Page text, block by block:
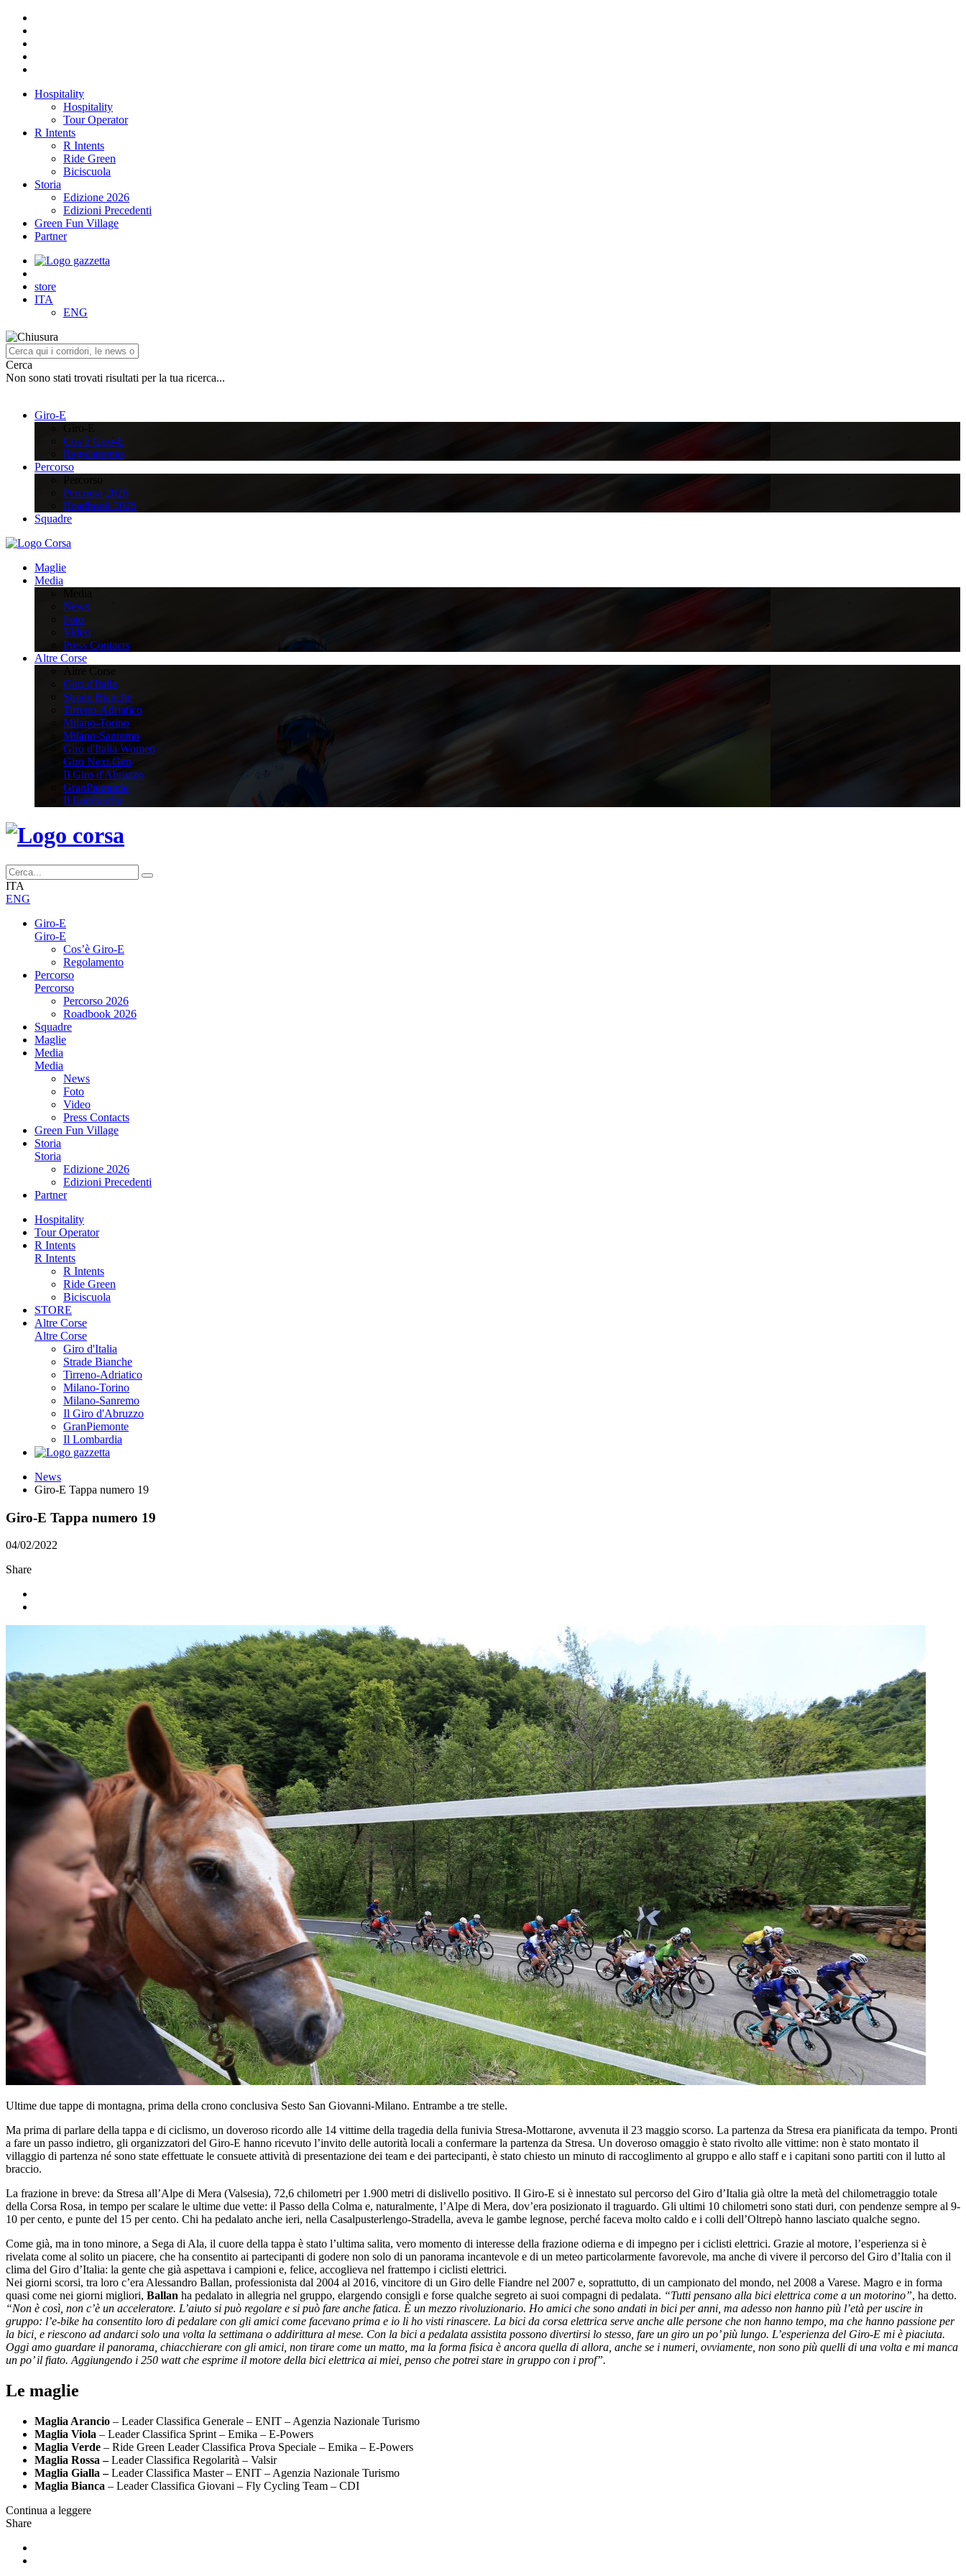
Hospitality
Hospitality
Tour Operator
R Intents
R Intents
Ride Green
Biciscuola
Storia
Edizione 2026
Edizioni Precedenti
Green Fun Village
Partner
store
ITA
ENG
Cerca
Non sono stati trovati risultati per la tua ricerca...
Giro-E
Cos’è Giro-E
Regolamento
Percorso
Percorso 2026
Roadbook 2026
Squadre
Maglie
Media
News
Foto
Video
Press Contacts
Altre Corse
Giro d'Italia
Strade Bianche
Tirreno-Adriatico
Milano-Torino
Milano-Sanremo
Giro d'Italia Women
Giro Next Gen
Il Giro d'Abruzzo
GranPiemonte
Il Lombardia
ITA
ENG
Giro-E
Giro-E
Cos’è Giro-E
Regolamento
Percorso
Percorso
Percorso 2026
Roadbook 2026
Squadre
Maglie
Media
Media
News
Foto
Video
Press Contacts
Green Fun Village
Storia
Storia
Edizione 2026
Edizioni Precedenti
Partner
Hospitality
Tour Operator
R Intents
R Intents
R Intents
Ride Green
Biciscuola
STORE
Altre Corse
Altre Corse
Giro d'Italia
Strade Bianche
Tirreno-Adriatico
Milano-Torino
Milano-Sanremo
Il Giro d'Abruzzo
GranPiemonte
Il Lombardia
News
Giro-E Tappa numero 19
Giro-E Tappa numero 19
04/02/2022
Share
Ultime due tappe di montagna, prima della crono conclusiva Sesto San Giovanni-Milano. Entrambe a tre stelle.
Ma prima di parlare della tappa e di ciclismo, un doveroso ricordo alle 14 vittime della tragedia della funivia Stresa-Mottarone, avvenuta il 23 maggio scorso. La partenza da Stresa era pianificata da tempo. Pronti
a fare un passo indietro, gli organizzatori del Giro-E hanno ricevuto l’invito delle autorità locali a confermare la partenza da Stresa. Un doveroso omaggio è stato rivolto alle vittime: non è stato montato il
villaggio di partenza né sono state effettuate le consuete attività di presentazione dei team e dei partecipanti, è stato chiesto un minuto di raccoglimento al gruppo e allo staff e i capitani sono partiti con il lutto al
braccio.
La frazione in breve: da Stresa all’Alpe di Mera (Valsesia), 72,6 chilometri per 1.900 metri di dislivello positivo. Il Giro-E si è innestato sul percorso del Giro d’Italia già oltre la metà del chilometraggio totale
della Corsa Rosa, in tempo per scalare le ultime due vette: il Passo della Colma e, naturalmente, l’Alpe di Mera, dov’era posizionato il traguardo. Gli ultimi 10 chilometri sono stati duri, con pendenze sempre al 9-
10 per cento, e punte del 15 per cento. Chi ha pedalato anche ieri, nella Casalpusterlengo-Stradella, aveva le gambe legnose, perché faceva molto caldo e i colli dell’Oltrepò hanno lasciato qualche segno.
Come già, ma in tono minore, a Sega di Ala, il cuore della tappa è stato l’ultima salita, vero momento di interesse della frazione odierna e di impegno per i ciclisti elettrici. Grazie al motore, l’esperienza si è
rivelata come al solito un piacere, che ha consentito ai partecipanti di godere non solo di un panorama incantevole e di un meteo particolarmente favorevole, ma anche di vivere il percorso del Giro d’Italia con il
clima del Giro d’Italia: la gente che già aspettava i campioni e, felice, accoglieva nel frattempo i ciclisti elettrici.
Nei giorni scorsi, tra loro c’era Alessandro Ballan, professionista dal 2004 al 2016, vincitore di un Giro delle Fiandre nel 2007 e, soprattutto, di un campionato del mondo, nel 2008 a Varese. Magro e in forma
quasi come nei giorni migliori, Ballan ha pedalato in allegria nel gruppo, elargendo consigli e forse qualche segreto ai suoi compagni di pedalata. “Tutti pensano alla bici elettrica come a un motorino”, ha detto.
“Non è così, non c’è un acceleratore. L’aiuto si può regolare e si può fare anche fatica. È un mezzo rivoluzionario. Ho amici che sono andati in bici per anni, ma adesso non hanno più l’età per uscire in
gruppo: l’e-bike ha consentito loro di pedalare con gli amici come facevano prima e io li ho visti rinascere. La bici da corsa elettrica serve anche alle persone che non hanno tempo, ma che hanno passione per
la bici, e riescono ad andarci solo una volta la settimana o addirittura al mese. Con la bici a pedalata assistita possono divertirsi lo stesso, fare un giro un po’ più lungo. L’esperienza del Giro-E mi è piaciuta.
Oggi amo guardare il panorama, chiacchierare con gli amici, non tirare come un matto, ma la forma fisica è ancora quella di allora, anche se i numeri, ovviamente, non sono più quelli di una volta e mi manca
un po’ il fiato. Aggiungendo i 250 watt che esprime il motore della bici elettrica ai miei, penso che potrei stare in gruppo con i prof”.
Le maglie
Maglia Arancio – Leader Classifica Generale – ENIT – Agenzia Nazionale Turismo
Maglia Viola – Leader Classifica Sprint – Emika – E-Powers
Maglia Verde – Ride Green Leader Classifica Prova Speciale – Emika – E-Powers
Maglia Rossa –Leader Classifica Regolarità – Valsir
Maglia Gialla –Leader Classifica Master – ENIT – Agenzia Nazionale Turismo
Maglia Bianca – Leader Classifica Giovani – Fly Cycling Team – CDI
Continua a leggere
Share